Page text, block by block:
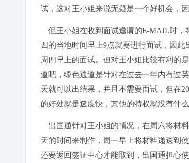
试，这对王小姐来说无疑是一个好机会，
但王小姐在收到面试邀请的E-MAIL时，
四的当地时间早上9点就要进行面试，因
周四早上的面试。但对王小姐比较有利的
道吧，绿色通道是针对在过去一年内有过
天就可以出结果，并且不需要面试，但在
的好处就是速度快，其他的特权就没有什么
出国通针对王小姐的情况，在周六将材
天的时间来制作，周一早上将材料递送到
还要返回签证中心才能取到，出国通担心